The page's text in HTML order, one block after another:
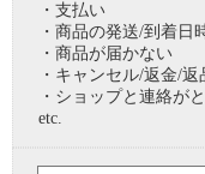
・支払い
・商品の発送/到着日
・商品が届かない
・キャンセル/返金/返
・ショップと連絡が
etc.